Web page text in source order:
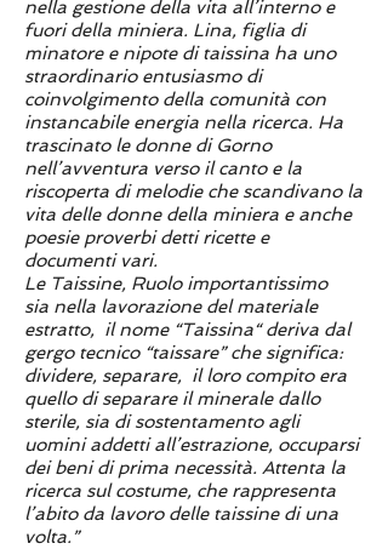
nella gestione della vita all’interno e
fuori della miniera. Lina, figlia di
minatore e nipote di taissina ha uno
straordinario entusiasmo di
coinvolgimento della comunità con
instancabile energia nella ricerca. Ha
trascinato le donne di Gorno
nell’avventura verso il canto e la
riscoperta di melodie che scandivano la
vita delle donne della miniera e anche
poesie proverbi detti ricette e
documenti vari.
Le Taissine, Ruolo importantissimo
sia nella lavorazione del materiale
estratto, il nome “Taissina“ deriva dal
gergo tecnico “taissare” che significa:
dividere, separare, il loro compito era
quello di separare il minerale dallo
sterile, sia di sostentamento agli
uomini addetti all’estrazione, occuparsi
dei beni di prima necessità. Attenta la
ricerca sul costume, che rappresenta
l’abito da lavoro delle taissine di una
volta.”